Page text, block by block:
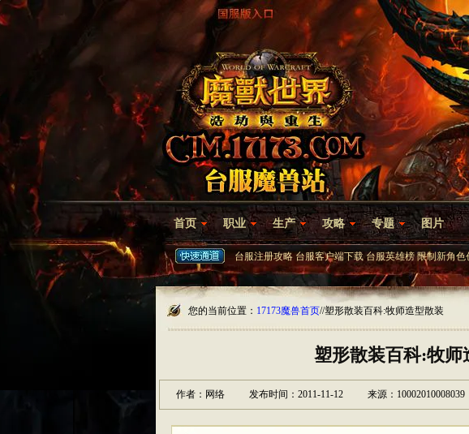
首页 职业 生产 攻略 专题 图片
台服注册攻略 台服客户端下载 台服英雄榜 限制新角色
您的当前位置： 17173魔兽首页//塑形散装百科:牧师造型散装
塑形散装百科:牧师
作者：网络 发布时间：2011-11-12 来源：10002010008039